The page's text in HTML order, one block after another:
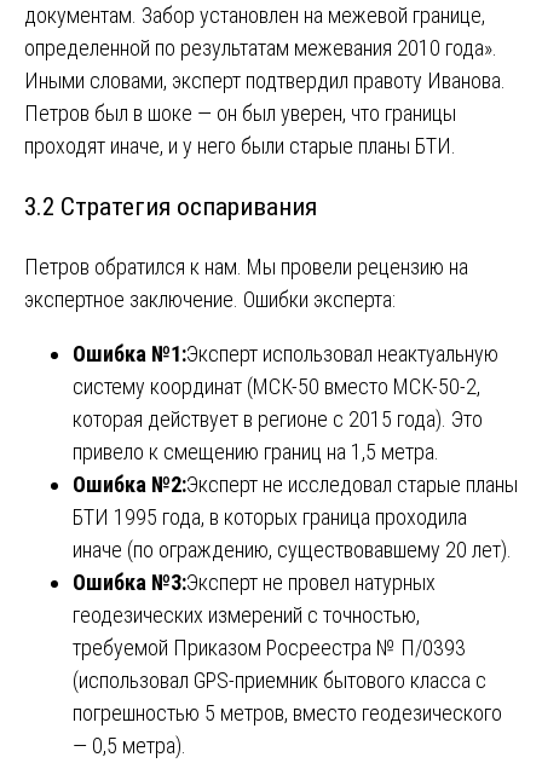
документам. Забор установлен на межевой границе,
определенной по результатам межевания 2010 года».
Иными словами, эксперт подтвердил правоту Иванова.
Петров был в шоке — он был уверен, что границы
проходят иначе, и у него были старые планы БТИ.
3.2 Стратегия оспаривания
Петров обратился к нам. Мы провели рецензию на
экспертное заключение. Ошибки эксперта:
Ошибка №1:Эксперт использовал неактуальную
систему координат (МСК-50 вместо МСК-50-2,
которая действует в регионе с 2015 года). Это
привело к смещению границ на 1,5 метра.
Ошибка №2:Эксперт не исследовал старые планы
БТИ 1995 года, в которых граница проходила
иначе (по ограждению, существовавшему 20 лет).
Ошибка №3:Эксперт не провел натурных
геодезических измерений с точностью,
требуемой Приказом Росреестра № П/0393
(использовал GPS-приемник бытового класса с
погрешностью 5 метров, вместо геодезического
— 0,5 метра).